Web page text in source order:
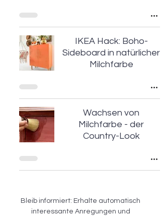
IKEA Hack: Boho-
Sideboard in natürlicher
Milchfarbe
Wachsen von
Milchfarbe - der
Country-Look
Bleib informiert: Erhalte automatisch
interessante Anregungen und